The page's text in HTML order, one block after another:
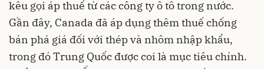
kêu gọi áp thuế từ các công ty ô tô trong nước.
Gần đây, Canada đã áp dụng thêm thuế chống
bán phá giá đối với thép và nhôm nhập khẩu,
trong đó Trung Quốc được coi là mục tiêu chính.